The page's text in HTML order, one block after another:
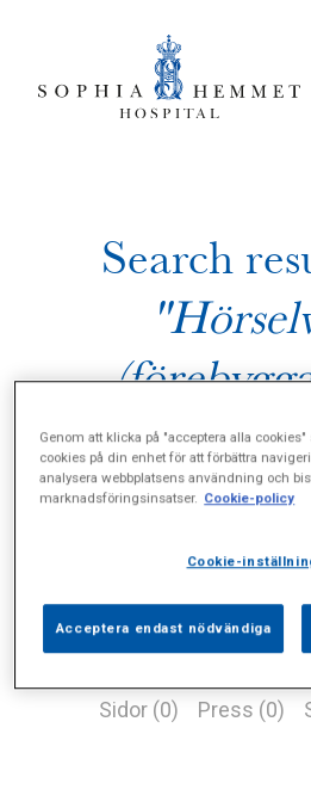
Search
Alla (1) Vårdgivare (1)
Sidor (0) Press (0)
Genom att klicka på "acceptera alla
cookies på din enhet för att förbättra
analysera webbplatsens användning och
marknadsföringsinsatser. Cookie-policy
Cookie-
Acceptera endast nödvändiga